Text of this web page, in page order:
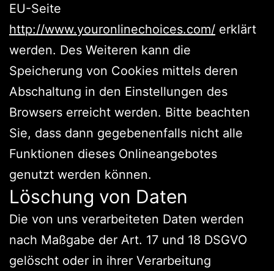
EU-Seite
http://www.youronlinechoices.com/ erklärt
werden. Des Weiteren kann die
Speicherung von Cookies mittels deren
Abschaltung in den Einstellungen des
Browsers erreicht werden. Bitte beachten
Sie, dass dann gegebenenfalls nicht alle
Funktionen dieses Onlineangebotes
genutzt werden können.
Löschung von Daten
Die von uns verarbeiteten Daten werden
nach Maßgabe der Art. 17 und 18 DSGVO
gelöscht oder in ihrer Verarbeitung